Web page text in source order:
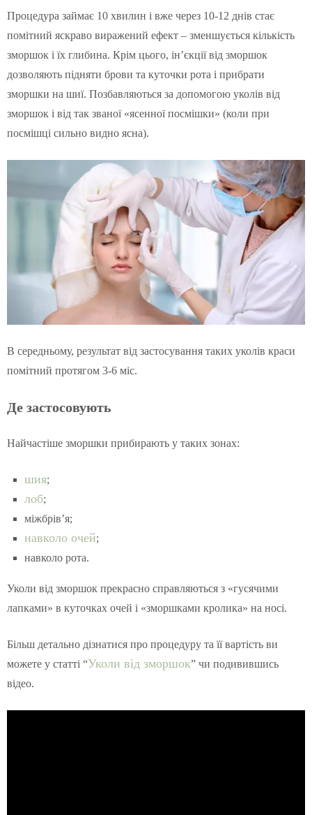
Процедура займає 10 хвилин і вже через 10-12 днів стає
помітний яскраво виражений ефект – зменшується кількість
зморшок і їх глибина. Крім цього, ін’єкції від зморшок
дозволяють підняти брови та куточки рота і прибрати
зморшки на шиї. Позбавляються за допомогою уколів від
зморшок і від так званої «ясенної посмішки» (коли при
посмішці сильно видно ясна).
В середньому, результат від застосування таких уколів краси
помітний протягом 3-6 міс.
Де застосовують
Найчастіше зморшки прибирають у таких зонах:
шия;
лоб;
міжбрів’я;
навколо очей;
навколо рота.
Уколи від зморшок прекрасно справляються з «гусячими
лапками» в куточках очей і «зморшками кролика» на носі.
Більш детально дізнатися про процедуру та її вартість ви
можете у статті “Уколи від зморшок” чи подивившись
відео.